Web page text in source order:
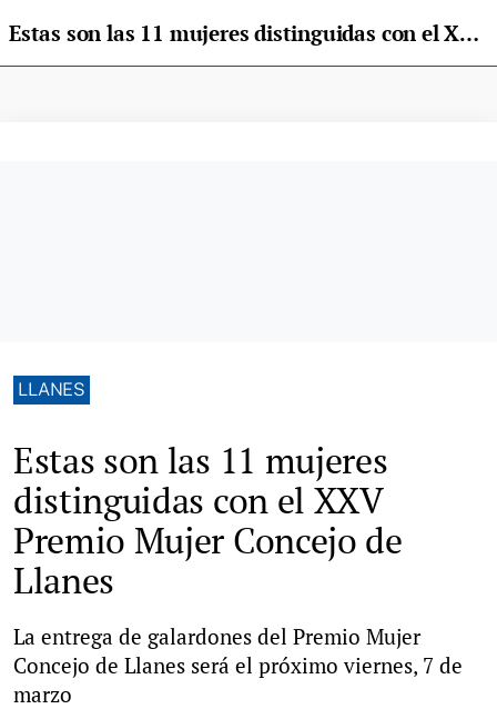
Estas son las 11 mujeres distinguidas con el XXV Premio Mujer Concejo de Llanes
LLANES
Estas son las 11 mujeres
distinguidas con el XXV
Premio Mujer Concejo de
Llanes
La entrega de galardones del Premio Mujer
Concejo de Llanes será el próximo viernes, 7 de
marzo